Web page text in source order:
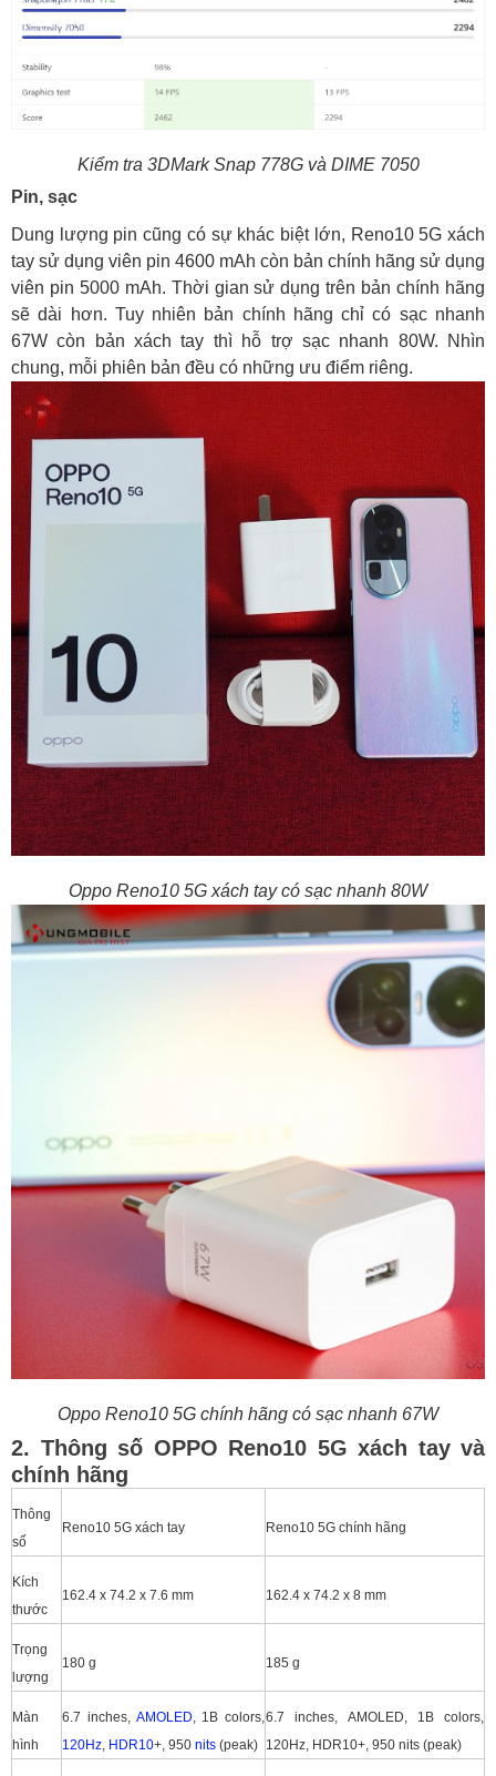
Kiểm tra 3DMark Snap 778G và DIME 7050
Pin, sạc
Dung lượng pin cũng có sự khác biệt lớn, Reno10 5G xách
tay sử dụng viên pin 4600 mAh còn bản chính hãng sử dụng
viên pin 5000 mAh. Thời gian sử dụng trên bản chính hãng
sẽ dài hơn. Tuy nhiên bản chính hãng chỉ có sạc nhanh
67W còn bản xách tay thì hỗ trợ sạc nhanh 80W. Nhìn
chung, mỗi phiên bản đều có những ưu điểm riêng.
Oppo Reno10 5G xách tay có sạc nhanh 80W
Oppo Reno10 5G chính hãng có sạc nhanh 67W
2. Thông số OPPO Reno10 5G xách tay và
chính hãng
Thông
số
Reno10 5G xách tay Reno10 5G chính hãng
Kích
thước
162.4 x 74.2 x 7.6 mm 162.4 x 74.2 x 8 mm
Trọng
lượng
180 g 185 g
Màn
hình
6.7 inches, AMOLED, 1B colors,
120Hz, HDR10+, 950 nits (peak)
6.7 inches, AMOLED, 1B colors,
120Hz, HDR10+, 950 nits (peak)